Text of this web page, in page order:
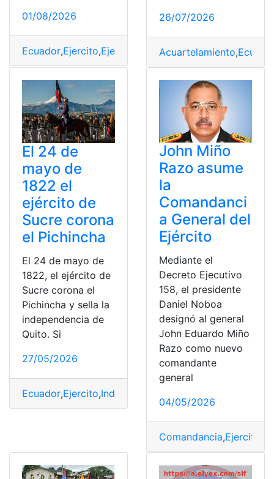
01/08/2026
Ecuador,Ejercito,Ejercito Ecuatoriano,Herramientas
26/07/2026
Acuartelamiento,
El 24 de
mayo de
1822 el
ejército de
Sucre corona
el Pichincha
El 24 de mayo de
1822, el ejército de
Sucre corona el
Pichincha y sella la
independencia de
Quito. Si
27/05/2026
Ecuador,Ejercito,Independencia
John Miño
Razo asume
la
Comandanci
a General del
Ejército
Mediante el
Decreto Ejecutivo
158, el presidente
Daniel Noboa
designó al general
John Eduardo Miño
Razo como nuevo
comandante
general
04/05/2026
Comandancia,Ejercito